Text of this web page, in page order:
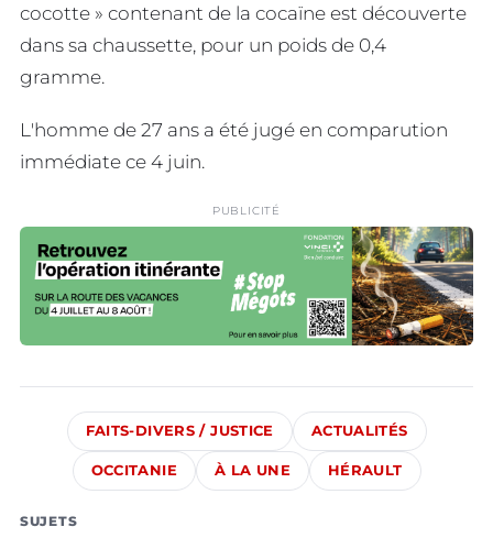
cocotte » contenant de la cocaïne est découverte
dans sa chaussette, pour un poids de 0,4
gramme.
L'homme de 27 ans a été jugé en comparution
immédiate ce 4 juin.
PUBLICITÉ
FAITS-DIVERS / JUSTICE ACTUALITÉS
OCCITANIE À LA UNE HÉRAULT
SUJETS